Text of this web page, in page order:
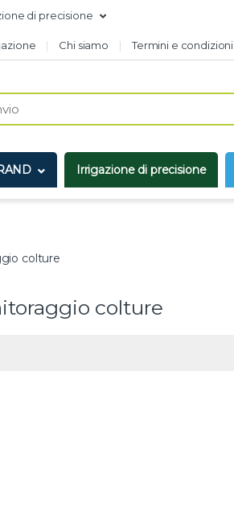
di precisione
Chi siamo Termini e condizioni
Irrigazione di precisione
colture
colture